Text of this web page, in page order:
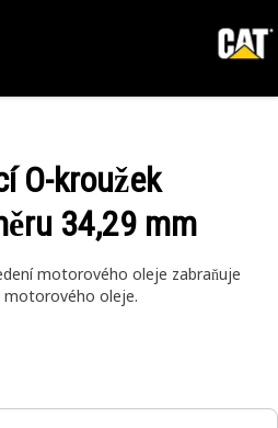
O-kroužek
34,29 mm
motorového oleje zabraňuje
motorového oleje.